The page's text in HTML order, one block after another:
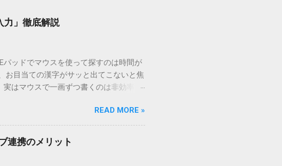
力」徹底解説
パッドでマウスを使って探すのは時間が
お目当ての漢字がサッと出てこないと焦
はマウスで一画ずつ書くのは非効率で
」のテクニックを詳しく解説します。
ん。 1. なぜ「変換」しても旧字・外字
うか。その理由は、パソコンが文字を
（日本産業規格）によって「第1水
非常に古い漢字（旧字）や、特定の組
READ MORE »
連携のメリット